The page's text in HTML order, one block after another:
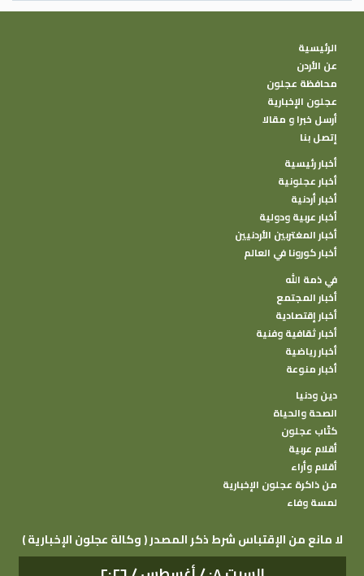
الرئيسية
عن الأردن
محافظة عجلون
عجلون الإخبارية
أرسل خبرا و مقالا
إتصل بنا
أخبار رئيسية
أخبار عجلونية
أخبار أردنية
أخبار عربية ودولية
أخبار المغتربين الأردنيين
أخبار كورونا في العالم
في ذمة الله
أخبار المجتمع
أخبار إقتصادية
أخبار ثقافية وفنية
أخبار رياضية
أخبار منوعة
دين ودنيا
الصحة والحياة
كتًاب عجلون
أقلام عربية
أقلام وأراء
من ذاكرة عجلون الإخبارية
لمسة وفاء
( وكالة عجلون الإخبارية ) لا مانع من الإقتباس شرط ذكر المصدر